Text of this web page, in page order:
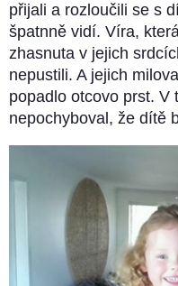
přijali a rozloučili se s
špatnně vidí. Víra,
zhasnuta v jejich
nepustili. A jejich
popadlo otcovo prst. V
nepochyboval, že dítě